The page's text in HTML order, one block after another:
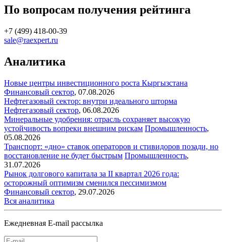
По вопросам получения рейтинга
+7 (499) 418-00-39
sale@raexpert.ru
Аналитика
Новые центры инвестиционного роста Кыргызстана
Финансовый сектор, 07.08.2026
Нефтегазовый сектор: внутри идеального шторма
Нефтегазовый сектор, 06.08.2026
Минеральные удобрения: отрасль сохраняет высокую
устойчивость вопреки внешним рискам Промышленность,
05.08.2026
Транспорт: «дно» ставок операторов и стивидоров позади, но
восстановление не будет быстрым Промышленность,
31.07.2026
Рынок долгового капитала за II квартал 2026 года:
осторожный оптимизм сменился пессимизмом
Финансовый сектор, 29.07.2026
Вся аналитика
Ежедневная E-mail рассылка